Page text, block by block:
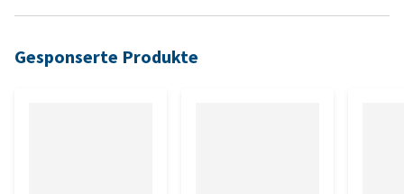
Gesponserte Produkte